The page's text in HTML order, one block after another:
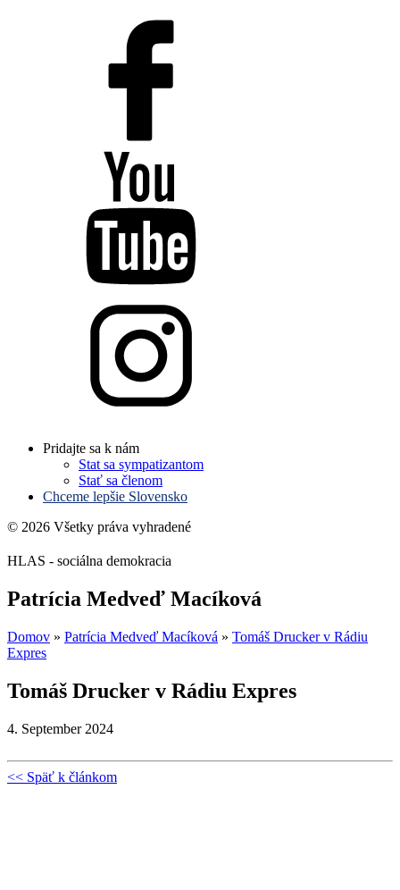
Pridajte sa k nám
Stat sa sympatizantom
Stať sa členom
Chceme lepšie Slovensko
© 2026 Všetky práva vyhradené
HLAS - sociálna demokracia
Patrícia Medveď Macíková
Domov » Patrícia Medveď Macíková » Tomáš Drucker v Rádiu
Expres
Tomáš Drucker v Rádiu Expres
4. September 2024
<< Späť k článkom